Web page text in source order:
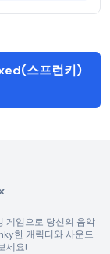
스프런키)
게임으로 당신의 음악
한 캐릭터와 사운드
세요!